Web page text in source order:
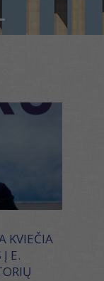
KVIEČIA
Į E.